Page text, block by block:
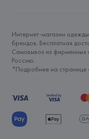
Интернет-магазин
брендов. Бесплатная
Самовывоз из фирменных
Россию.
*Подробнее на странице